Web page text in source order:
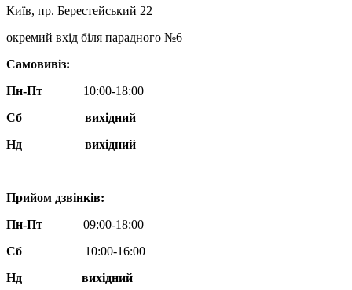
Київ, пр. Берестейський 22
окремий вхід біля парадного №6
Самовивіз:
Пн-Пт
10:00-18:00
Сб
вихідний
Нд
вихідний
Прийом дзвінків:
Пн-Пт
09:00-18:00
Сб
10:00-16:00
Нд вихідний